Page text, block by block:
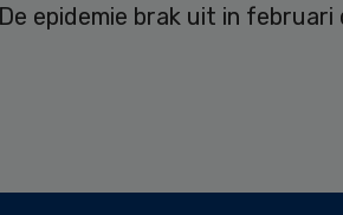
epidemie brak uit in februari